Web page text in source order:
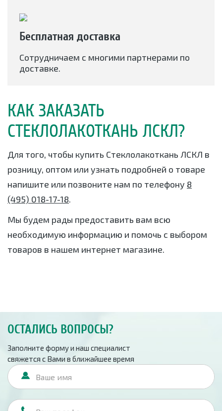
Бесплатная доставка
Сотрудничаем с многими партнерами по
доставке.
КАК ЗАКАЗАТЬ
СТЕКЛОЛАКОТКАНЬ ЛСКЛ?
Для того, чтобы купить Стеклолакоткань ЛСКЛ в
розницу, оптом или узнать подробней о товаре
напишите или позвоните нам по телефону 8
(495) 018-17-18.
Мы будем рады предоставить вам всю
необходимую информацию и помочь с выбором
товаров в нашем интернет магазине.
ОСТАЛИСЬ ВОПРОСЫ?
Заполните форму и наш специалист
свяжется с Вами в ближайшее время